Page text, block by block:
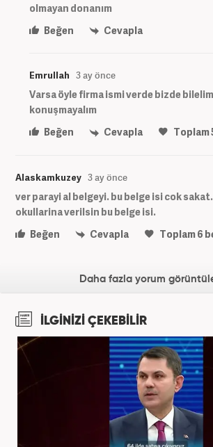
olmayan donanım
Beğen
Cevapla
Emrullah 3 ay önce
Varsa öyle firma ismi verde bizde bilelim
konuşmayalım
Beğen
Cevapla Toplam
Alaskamkuzey 3 ay önce
ver parayi al belgeyi. bu belge isi cok
okullarina verilsin bu belge isi.
Beğen
Cevapla Toplam6
Daha fazla yorum
İLGİNİZİ ÇEKEBİLİR